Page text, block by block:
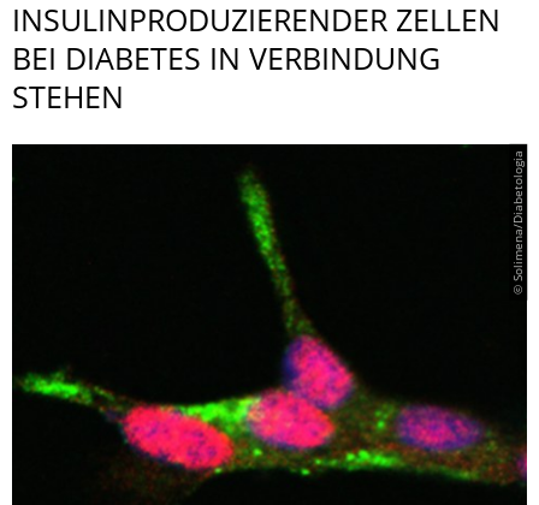
INSULINPRODU­ZIERENDER ZELLEN
BEI DIABETES IN VERBINDUNG
STEHEN
© Solimena/Diabetologia